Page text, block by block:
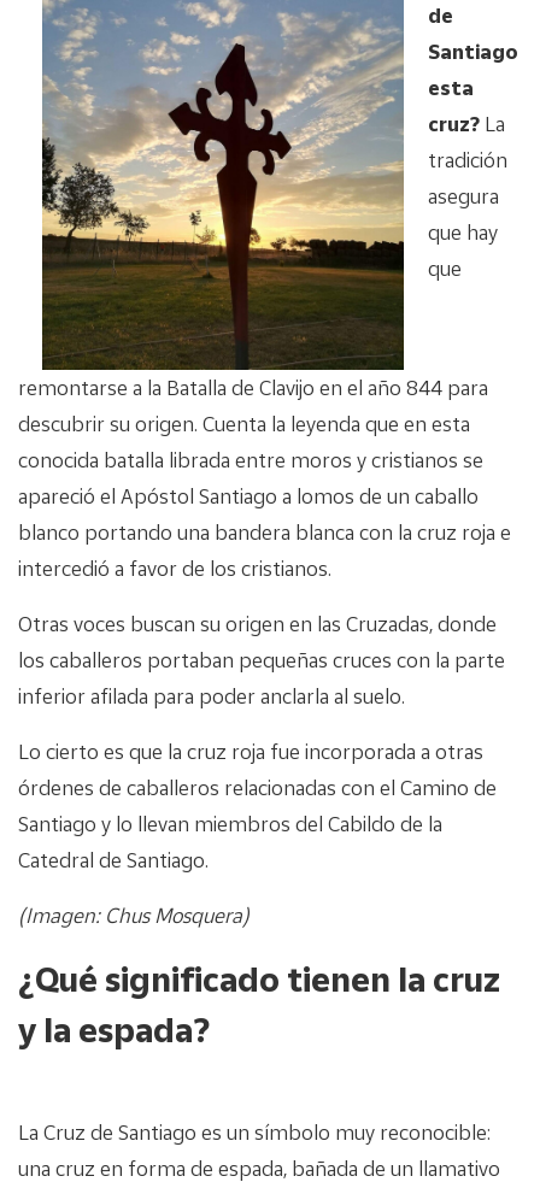
de
Santiago
esta
cruz? La
tradición
asegura
que hay
que
remontarse a la Batalla de Clavijo en el año 844 para
descubrir su origen. Cuenta la leyenda que en esta
conocida batalla librada entre moros y cristianos se
apareció el Apóstol Santiago a lomos de un caballo
blanco portando una bandera blanca con la cruz roja e
intercedió a favor de los cristianos.
Otras voces buscan su origen en las Cruzadas, donde
los caballeros portaban pequeñas cruces con la parte
inferior afilada para poder anclarla al suelo.
Lo cierto es que la cruz roja fue incorporada a otras
órdenes de caballeros relacionadas con el Camino de
Santiago y lo llevan miembros del Cabildo de la
Catedral de Santiago.
(Imagen: Chus Mosquera)
¿Qué significado tienen la cruz
y la espada?
La Cruz de Santiago es un símbolo muy reconocible:
una cruz en forma de espada, bañada de un llamativo